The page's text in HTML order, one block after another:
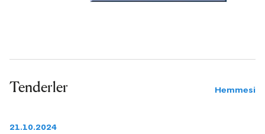
Tenderler Hemmesi
21.10.2024